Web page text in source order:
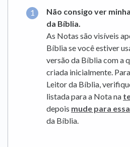
Não consigo ver
da Bíblia.
As Notas são visíveis
Bíblia se você estiver
versão da Bíblia com a
criada inicialmente.
Leitor da Bíblia,
listada para a Nota na
depois mude para
da Bíblia.